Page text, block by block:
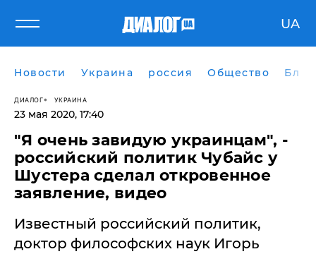
UA
Новости Украина россия Общество
ДИАЛОГ УКРАИНА
23 мая 2020, 17:40
​"Я очень завидую украинцам", -
российский политик Чубайс у
Шустера сделал откровенное
заявление, видео
Известный российский политик,
доктор философских наук Игорь